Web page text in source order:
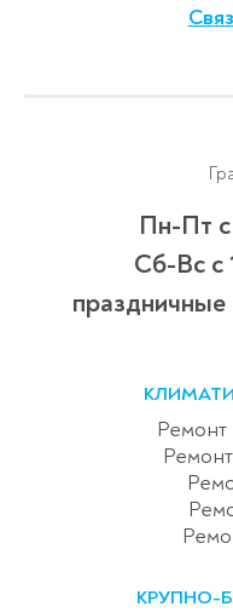
Пн-Пт с
Сб-Вс с
праздничные
КРУПНО-